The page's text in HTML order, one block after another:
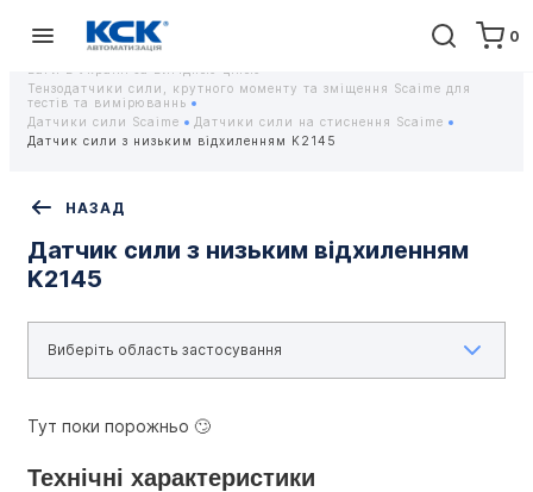
0
Головна Обладнання
Контрольно-вимірювальні прилади
Тензодатчики та тензометричні датчики Scaime - Купити датчики
Тензодатчики сили, крутного моменту та зміщення Scaime для
тестів та вимірюваннь
Датчики сили Scaime
Датчики сили на стиснення Scaime
Датчик сили з низьким відхиленням K2145
НАЗАД
Датчик сили з низьким відхиленням
K2145
Тут поки порожньо 🙄
Технічні характеристики